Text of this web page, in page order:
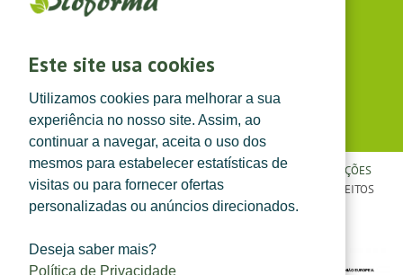
Este site usa cookies
Utilizamos cookies para melhorar a sua
experiência no nosso site. Assim, ao
continuar a navegar, aceita o uso dos
mesmos para estabelecer estatísticas de
visitas ou para fornecer ofertas
personalizadas ou anúncios direcionados.
Deseja saber mais?
Política de Privacidade
POLÍTICA DE PRIVACIDADE|TERMOS E CONDIÇÕES
CONDIÇÕES
GERAIS DE VENDA | ©TOPFARMA, LDA. 2022.
TODOS OS DIREITOS
RESERVADOS.